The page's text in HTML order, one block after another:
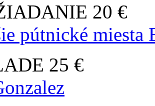
20 €
pútnické miesta
25 €